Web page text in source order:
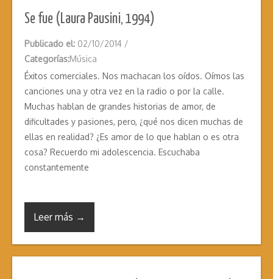
Se fue (Laura Pausini, 1994)
Publicado el: 02/10/2014 /
Categorías:Música
Éxitos comerciales. Nos machacan los oídos. Oímos las
canciones una y otra vez en la radio o por la calle.
Muchas hablan de grandes historias de amor, de
dificultades y pasiones, pero, ¿qué nos dicen muchas de
ellas en realidad? ¿Es amor de lo que hablan o es otra
cosa? Recuerdo mi adolescencia. Escuchaba
constantemente
Leer más →